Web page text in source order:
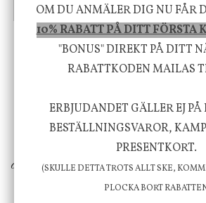
INFO KÖP INFO
Vi vill förmedla känsla,
inspiration från naturen och
erbjuder vi omsorgsfullt
ökar trivsel i ditt hem och ger
att öka ditt
OM DU ANMÄLER DIG NU FÅR
10% RABATT PÅ DITT FÖRSTA
"BONUS" DIREKT PÅ DITT
RABATTKODEN MAILAS
ERBJUDANDET GÄLLER EJ PÅ
BESTÄLLNINGSVAROR,
PRESENTKORT.
(SKULLE DETTA TROTS ALLT SKE,
PLOCKA BORT